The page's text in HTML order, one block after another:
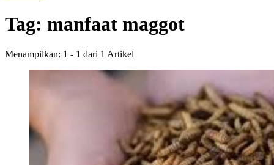
Tag: manfaat maggot
Menampilkan: 1 - 1 dari 1 Artikel